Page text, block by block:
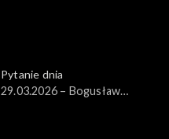
Pytanie dnia
29.03.2026 – Bogusław